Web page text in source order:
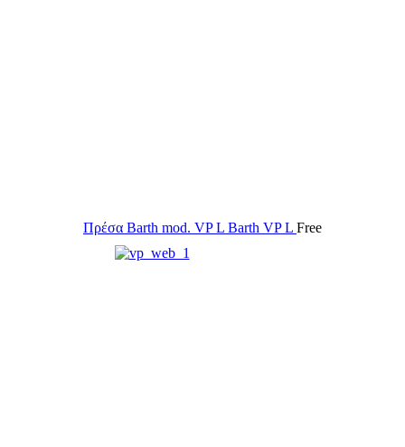
Πρέσα Barth mod. VP L Barth VP L Free